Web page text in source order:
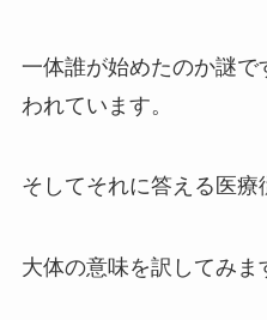
一体誰が始めたのか謎
われています。
そしてそれに答える医
大体の意味を訳してみま